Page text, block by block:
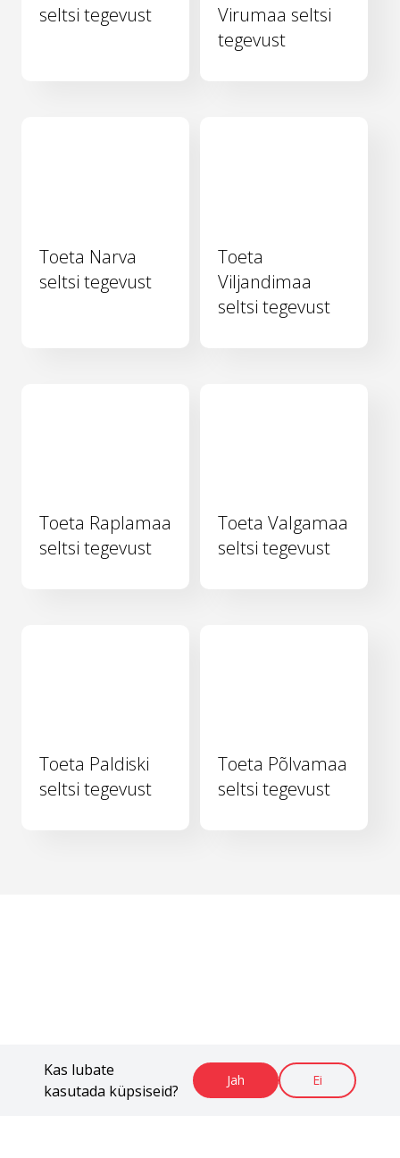
Kas lubate
kasutada küpsiseid?
Jah Ei
seltsi tegevust
Virumaa seltsi
tegevust
Toeta Narva
seltsi tegevust
Toeta
Viljandimaa
seltsi tegevust
Toeta Raplamaa
seltsi tegevust
Toeta Valgamaa
seltsi tegevust
Toeta Paldiski
seltsi tegevust
Toeta Põlvamaa
seltsi tegevust